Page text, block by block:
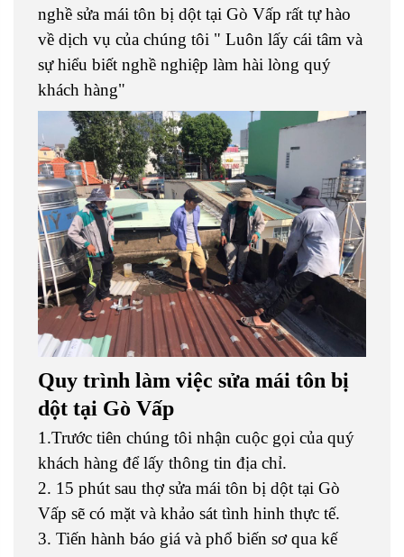
nghề sửa mái tôn bị dột tại Gò Vấp rất tự hào
về dịch vụ của chúng tôi " Luôn lấy cái tâm và
sự hiểu biết nghề nghiệp làm hài lòng quý
khách hàng"
Quy trình làm việc sửa mái tôn bị
dột tại Gò Vấp
1.Trước tiên chúng tôi nhận cuộc gọi của quý
khách hàng để lấy thông tin địa chỉ.
2. 15 phút sau thợ sửa mái tôn bị dột tại Gò
Vấp sẽ có mặt và khảo sát tình hinh thực tế.
3. Tiến hành báo giá và phổ biến sơ qua kế